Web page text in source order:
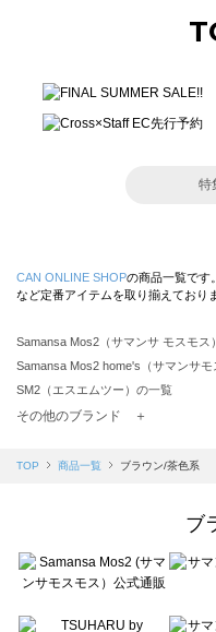
特
CAN ONLINE SHOPの商品一覧です。
など定番アイテムを取り揃えており
Samansa Mos2（サマンサ モスモス
Samansa Mos2 home's（サマンサ
SM2（エスエムツー）の一覧
TSUHARU by Samansa Mos2（ツハ
Samansa Mos2 blue（サマンサモス
Te chichi（テチチ）の一覧
Te chichi CLASSIC（テチチ クラシッ
その他のブランド ＋
TOP 商品一覧 ブラウン/茶色系
ブ